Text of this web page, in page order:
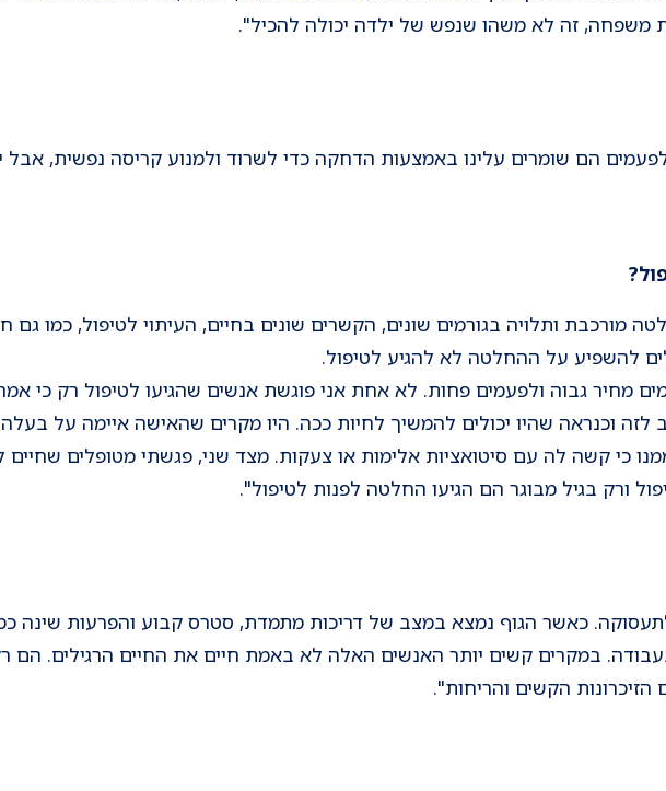
משפחה, זה לא משהו שנפש של ילדה יכולה להכיל".
הם שומרים עלינו באמצעות הדחקה כדי לשרוד ולמנוע קריסה נפשית, אבל
מורכבת ותלויה בגורמים שונים, הקשרים שונים בחיים, העיתוי לטיפול, כמו גם
להשפיע על ההחלטה לא להגיע לטיפול.
מחיר גבוה ולפעמים פחות. לא אחת אני פוגשת אנשים שהגיעו לטיפול רק כי
וכנראה שהיו יכולים להמשיך לחיות ככה. היו מקרים שהאישה איימה על
כי קשה לה עם סיטואציות אלימות או צעקות. מצד שני, פגשתי מטופלים שחיים
ורק בגיל מבוגר הם הגיעו החלטה לפנות לטיפול".
כאשר הגוף נמצא במצב של דריכות מתמדת, סטרס קבוע והפרעות שינה
במקרים קשים יותר האנשים האלה לא באמת חיים את החיים הרגילים. הם
הקשים והריחות".